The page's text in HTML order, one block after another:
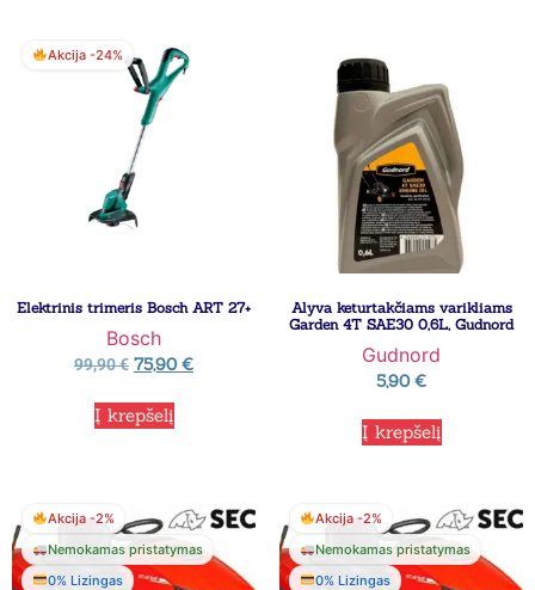
Akcija -24%
Elektrinis trimeris Bosch ART 27+
Bosch
99,90€ 75,90€
Į krepšelį
Alyva keturtakčiams varikliams
Garden 4T SAE30 0,6L, Gudnord
Gudnord
5,90€
Į krepšelį
Akcija -2%
Nemokamas pristatymas
0% Lizingas
Akcija -2%
Nemokamas pristatymas
0% Lizingas